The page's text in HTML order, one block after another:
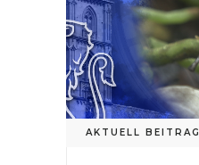
AKTUELL BEITRAG